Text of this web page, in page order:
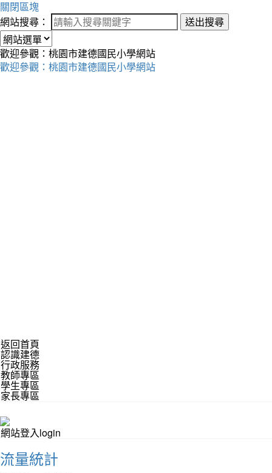
關閉區塊
網站搜尋：
送出搜尋
歡迎參觀：桃園市建德國民小學網站
歡迎參觀：桃園市建德國民小學網站
返回首頁
認識建德
行政服務
教師專區
學生專區
家長專區
網站登入login
流量統計